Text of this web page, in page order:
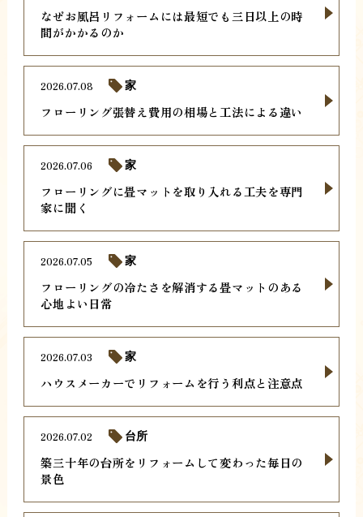
なぜお風呂リフォームには最短でも三日以上の時
間がかかるのか
フローリング張替え費用の相場と工法による違い
2026.07.08 家
フローリングに畳マットを取り入れる工夫を専門
家に聞く
2026.07.06 家
フローリングの冷たさを解消する畳マットのある
心地よい日常
2026.07.05 家
ハウスメーカーでリフォームを行う利点と注意点
2026.07.03 家
築三十年の台所をリフォームして変わった毎日の
景色
2026.07.02 台所